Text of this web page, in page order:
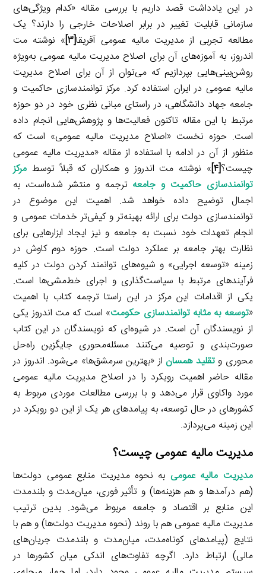
در این یادداشت قصد داریم با بررسی مقاله «کدام ویژگی‌های
سازمانی قابلیت تغییر در برابر اصلاحات خارجی را دارند؟ یک
مطالعه تجربی از مدیریت مالیه عمومی آفریقا[۳] » نوشته مت
اندروز، به آموزه‌های آن برای اصلاح مدیریت مالیه عمومی به‌ویژه
روشن‌بینی‌هایی بپردازیم که می‌توان از آن برای اصلاح مدیریت
مالیه عمومی در ایران استفاده کرد. مرکز توانمندسازی حاکمیت و
جامعه جهاد دانشگاهی، در راستای مبانی نظری خود در دو حوزه
مرتبط با این مقاله تاکنون فعالیت‌ها و پژوهش‌هایی انجام داده
است. حوزه نخست «اصلاح مدیریت مالیه عمومی» است که
منظور از آن در ادامه با استفاده از مقاله «مدیریت مالیه عمومی
چیست؟[۴] » نوشته مت اندروز و همکاران که قبلاً توسط مرکز
توانمندسازی حاکمیت و جامعه ترجمه و منتشر شده‌است، به
اجمال توضیح داده خواهد شد. اهمیت این موضوع در
توانمندسازی دولت برای ارائه بهینه‌تر و کیفی‌تر خدمات عمومی و
انجام تعهدات خود نسبت به جامعه و نیز ایجاد ابزارهایی برای
نظارت بهتر جامعه بر عملکرد دولت است. حوزه دوم کاوش در
زمینه «توسعه اجرایی» و شیوه‌های توانمند کردن دولت در کلیه
فرآیندهای مرتبط با سیاست‌گذاری و اجرای خط‌مشی‌ها است.
یکی از اقدامات این مرکز در این راستا ترجمه کتاب با اهمیت
«توسعه به مثابه توانمندسازی حکومت» است که مت اندروز یکی
از نویسندگان آن است. در شیوه‌ای که نویسندگان در این کتاب
صورت‌بندی و توصیه می‌کنند مسئله‌محوری جایگزین راه‌حل
محوری و تقلید همسان از «بهترین سرمشق‌ها» می‌شود. اندروز در
مقاله حاضر اهمیت رویکرد را در اصلاح مدیریت مالیه عمومی
مورد واکاوی قرار می‌دهد و با بررسی مطالعات موردی مربوط به
کشورهای در حال توسعه، به پیامدهای هر یک از این دو رویکرد در
این زمینه می‌پردازد.
مدیریت مالیه عمومی چیست؟
مدیریت مالیه عمومی به نحوه مدیریت منابع عمومی دولت‌ها
(هم درآمدها و هم هزینه‌ها) و تأثیر فوری، میان‌مدت و بلندمدت
این منابع بر اقتصاد و جامعه مربوط می‌شود. بدین ترتیب
مدیریت مالیه عمومی هم با روند (نحوه مدیریت دولت‌ها) و هم با
نتایج (پیامدهای کوتاه‌مدت، میان‌مدت و بلندمدت جریان‌های
مالی) ارتباط دارد. اگرچه تفاوت‌های اندکی میان کشورها در